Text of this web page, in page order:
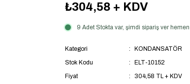
₺304,58 + KDV
9 Adet Stokta var, şimdi sipariş ver
Kategori
KONDANSATÖR
Stok Kodu
ELT-10152
Fiyat
304,58 TL + KDV